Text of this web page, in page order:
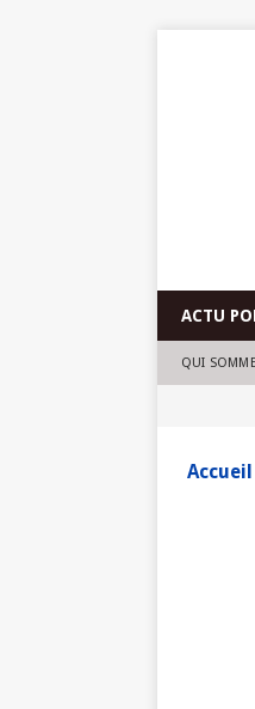
ACTU
QUI
Accueil